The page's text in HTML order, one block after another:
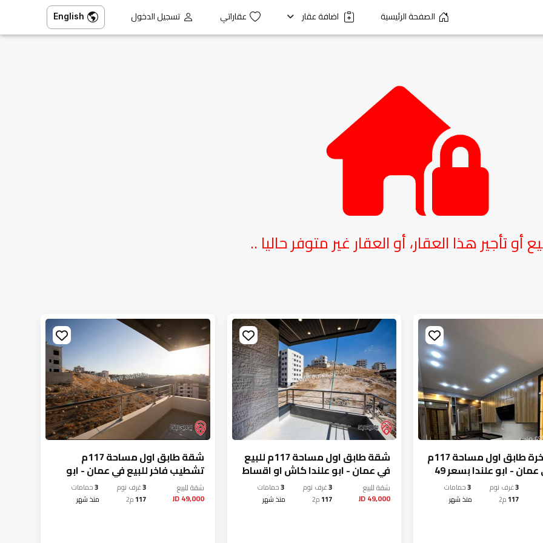
الصفحة الرئيسية اضافة عقار عقاراتي تسجيل الدخول English
أو تأجير هذا العقار، أو العقار غير متوفر حاليا ..
شقة فاخرة طابق اول مساحة 117م
للبيع في عمان - ابو علندا بسعر 49
او اقساط من المالك
3غرف نوم 3حمامات
117م2 منذ شهر
شقة طابق اول مساحة 117م للبيع
في عمان - ابو علندا كاش او اقساط
شقةللبيع
49,000 JD
3غرف نوم 3حمامات
117م2 منذ شهر
شقة طابق اول مساحة 117م
تشطيب فاخر للبيع في عمان - ابو
علندا من المالك مباشرة
شقةللبيع
49,000 JD
3غرف نوم 3حمامات
117م2 منذ شهر